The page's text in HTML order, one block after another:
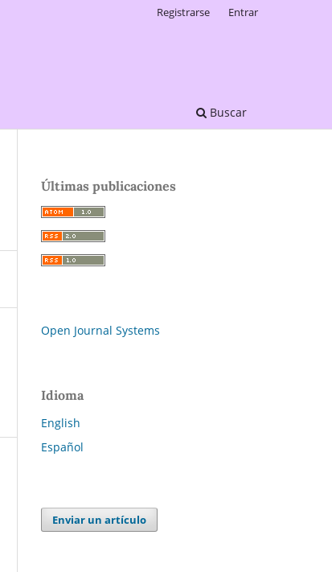
Buscar
Registrarse Entrar
Últimas publicaciones
Open Journal Systems
Idioma
English
Español
Enviar un artículo